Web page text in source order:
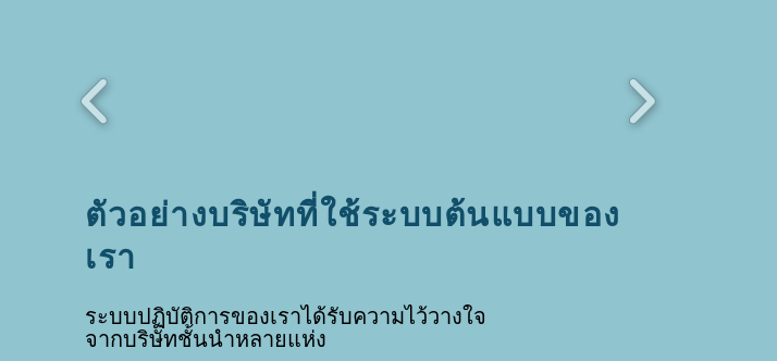
ตัวอย่างบริษัทที่ใช้ระบบต้นแบบของ
เรา
ระบบปฏิบัติการของเราได้รับความไว้วางใจ
จากบริษัทชั้นนำหลายแห่ง